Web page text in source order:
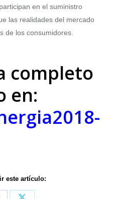
en el suministro
las realidades del mercado
de los consumidores.
completo
en:
este artículo: